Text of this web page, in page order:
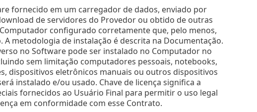
fornecido em um carregador de dados, enviado por
de servidores do Provedor ou obtido de outras
configurado corretamente que, pelo menos,
metodologia de instalação é descrita na Documentação.
no Software pode ser instalado no Computador no
sem limitação computadores pessoais, notebooks,
dispositivos eletrônicos manuais ou outros dispositivos
instalado e/ou usado. Chave de licença significa a
fornecidos ao Usuário Final para permitir o uso legal
em conformidade com esse Contrato.